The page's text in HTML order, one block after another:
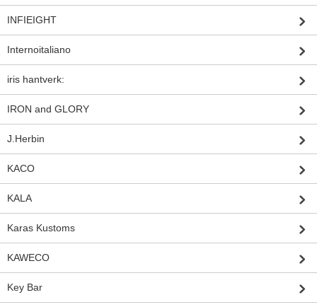
INFIEIGHT
Internoitaliano
iris hantverk:
IRON and GLORY
J.Herbin
KACO
KALA
Karas Kustoms
KAWECO
Key Bar